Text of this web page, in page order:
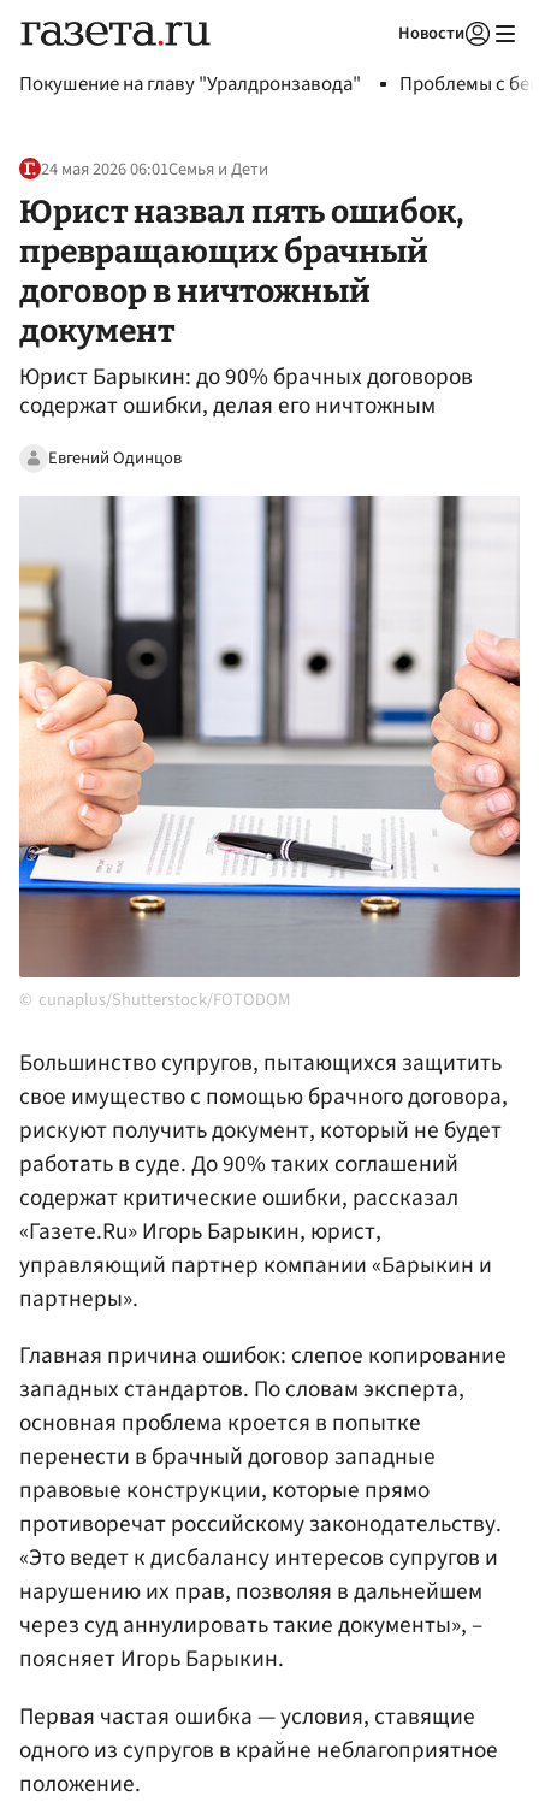
Новости
Покушение на главу "Уралдронзавода" Проблемы с
24 мая 2026 06:01Семья и Дети
Юрист назвал пять ошибок,
превращающих брачный
договор в ничтожный
документ
Юрист Барыкин: до 90% брачных договоров
содержат ошибки, делая его ничтожным
Евгений Одинцов
cunaplus/Shutterstock/FOTODOM
Большинство супругов, пытающихся защитить
свое имущество с помощью брачного договора,
рискуют получить документ, который не будет
работать в суде. До 90% таких соглашений
содержат критические ошибки, рассказал
«Газете.Ru» Игорь Барыкин, юрист,
управляющий партнер компании «Барыкин и
партнеры».
Главная причина ошибок: слепое копирование
западных стандартов. По словам эксперта,
основная проблема кроется в попытке
перенести в брачный договор западные
правовые конструкции, которые прямо
противоречат российскому законодательству.
«Это ведет к дисбалансу интересов супругов и
нарушению их прав, позволяя в дальнейшем
через суд аннулировать такие документы», –
поясняет Игорь Барыкин.
Первая частая ошибка — условия, ставящие
одного из супругов в крайне неблагоприятное
положение.